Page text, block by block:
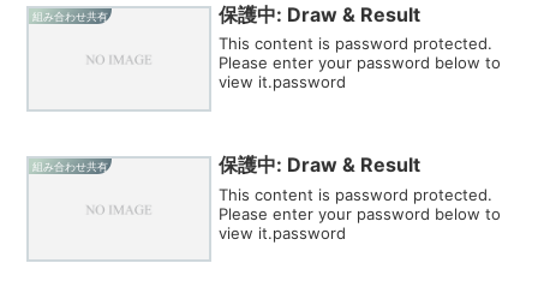
組み合わせ共有 保護中: Draw & Result
This content is password protected.
Please enter your password below to
view it.password
組み合わせ共有 保護中: Draw & Result
This content is password protected.
Please enter your password below to
view it.password